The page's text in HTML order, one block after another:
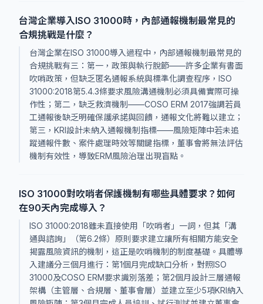
台灣企業導入ISO 31000時，內部通報機制最常見的
合規挑戰是什麼？
台灣企業在ISO 31000導入過程中，內部通報機制最常見的
合規挑戰有三：第一，政策與執行脫節——許多企業有書面
吹哨政策，但缺乏匿名通報系統與標準化調查程序，ISO
31000:2018第5.4.3條要求風險溝通機制必須具備實際可操
作性；第二，缺乏救濟機制——COSO ERM 2017強調若員
工通報後缺乏明確保護承諾與回饋，通報文化將難以建立；
第三，KRI設計未納入通報機制指標——風險矩陣中若未追
蹤通報件數、案件處理時效等關鍵指標，董事會將無法評估
機制有效性，導致ERM風險治理出現盲點。
ISO 31000對吹哨者保護機制有哪些具體要求？如何
在90天內完成導入？
ISO 31000:2018雖未直接使用「吹哨者」一詞，但其「溝
通與諮詢」（第6.2條）原則要求建立讓所有相關方能安全
揭露風險資訊的機制，這正是吹哨機制的制度基礎。具體導
入建議分三個月進行：第1個月完成缺口分析，對照ISO
31000及COSO ERM要求識別落差；第2個月設計三層通報
架構（主管層、合規層、董事會層）並建立至少5項KRI納入